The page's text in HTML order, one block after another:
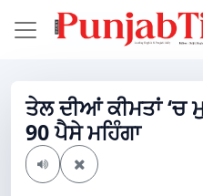
ਤੇਲ ਦੀਆਂ ਕੀਮਤਾਂ ‘ਚ
90 ਪੈਸੇ ਮਹਿੰਗਾ